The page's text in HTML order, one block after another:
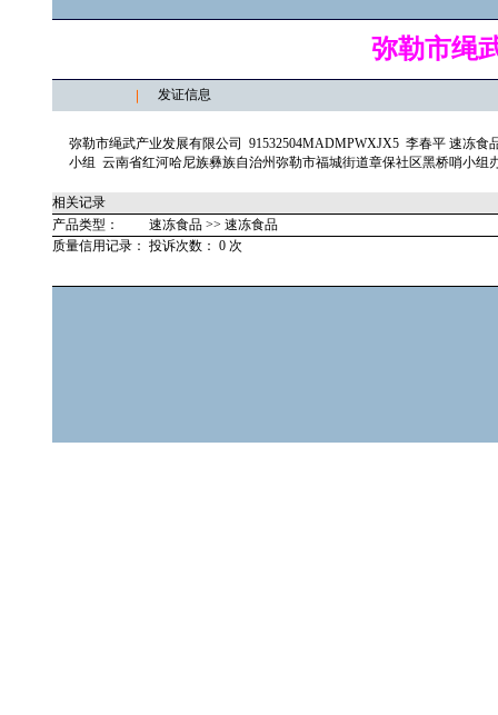
弥勒市绳
发证信息
弥勒市绳武产业发展有限公司 91532504MADMPWXJX5 李春平 速冻
小组 云南省红河哈尼族彝族自治州弥勒市福城街道章保社区黑桥哨小组办
相关记录
产品类型：
速冻食品 >> 速冻食品
质量信用记录： 投诉次数： 0 次